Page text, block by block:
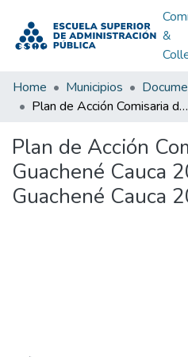
&
Home Municipios
Plan de Acción Comisaria de Familia Guachené Cauca 2013: PA Guachené Cauca 2013
Plan de Acción
Guachené Cauca
Guachené Cauca